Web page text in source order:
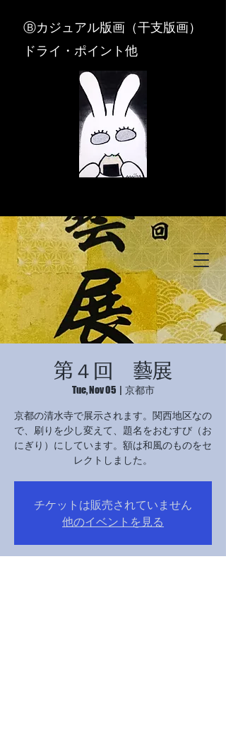
​Ⓑカジュアル版画（干支版画）
ドライ・ポイント他
© Copyright
© Copyright
第４回 藝展
Tue, Nov 05
  |
京都市
京都の清水寺で展示されます。関西地区なの
で、刷りを少し変えて、題名をおむすび（お
にぎり）にしています。額は和風のものをセ
レクトしました。
チケットは販売されていません
他のイベントを見る